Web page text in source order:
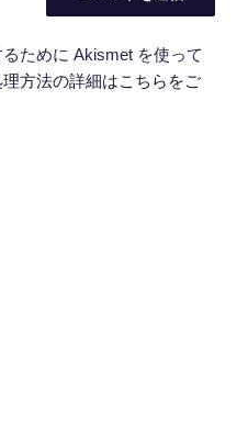
ために Akismet を使って
方法の詳細はこちらをご